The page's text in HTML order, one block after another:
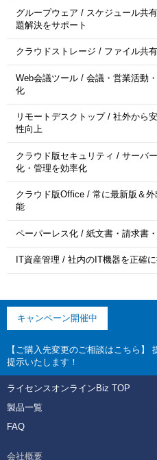
グループウェア / スケジュール共
題解決をサポート
クラウドストレージ / ファイル共
Web会議ツール / 会議・営業活動
化
リモートデスクトップ / 社外から
性向上
クラウド版セキュリティ / サーバ
化・管理を効率化
クラウド版Office / 常に最新版＆
能
ペーパーレス化 / 紙文書・請求書
IT資産管理 / 社内のIT機器を正確
キャンペーン開催中
【ご購入先変更のご相談はこちら
提示いたします！
ライセンスオンラインBiz TOP
製品一覧
FAQ
会社概要